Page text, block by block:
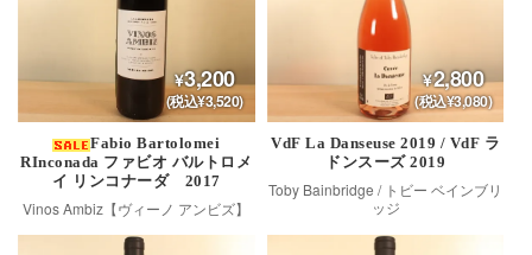
3,200
(税込¥3,520)
Fabio Bartolomei
RInconada ファビオ バルトロメ
イ リンコナーダ 2017
Vinos Ambiz【ヴィーノ アンビズ】
2,800
(税込¥3,080)
VdF La Danseuse 2019 / VdF ラ
ドンスーズ 2019
Toby Bainbridge / トビー ベインブリ
ッジ